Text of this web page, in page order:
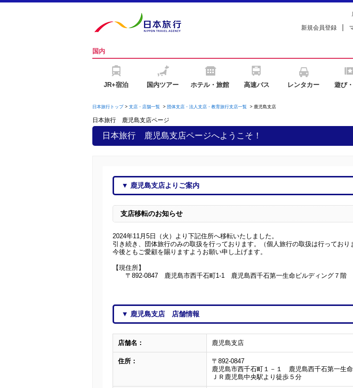
新規会員登録
国内
JR+宿泊 国内ツアー ホテル・旅館 高速バス レンタカー 遊び
日本旅行トップ> 支店・店舗一覧 > 団体支店・法人支店・教育旅行支店一覧 > 鹿児島支店
日本旅行 鹿児島支店ページ
日本旅行 鹿児島支店ページへようこそ！
▼ 鹿児島支店よりご案内
支店移転のお知らせ
2024年11月5日（火）より下記住所へ移転いたしました。
引き続き、団体旅行のみの取扱を行っております。（個人旅行の取扱は行っており
今後ともご愛顧を賜りますようお願い申し上げます。
【現住所】
〒892-0847 鹿児島市西千石町1-1 鹿児島西千石第一生命ビルディング７階
▼ 鹿児島支店 店舗情報
店舗名： 鹿児島支店
住所：
〒892-0847
鹿児島市西千石町１－１ 鹿児島西千石第一生
ＪＲ鹿児島中央駅より徒歩５分